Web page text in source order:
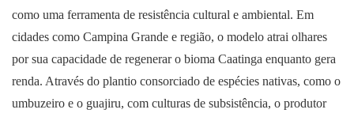
como uma ferramenta de resistência cultural e ambiental. Em
cidades como Campina Grande e região, o modelo atrai olhares
por sua capacidade de regenerar o bioma Caatinga enquanto gera
renda. Através do plantio consorciado de espécies nativas, como o
umbuzeiro e o guajiru, com culturas de subsistência, o produtor